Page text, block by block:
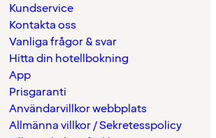
Kundservice
Kontakta oss
Vanliga frågor & svar
Hitta din hotellbokning
App
Prisgaranti
Användarvillkor webbplats
Allmänna villkor / Sekretesspolicy